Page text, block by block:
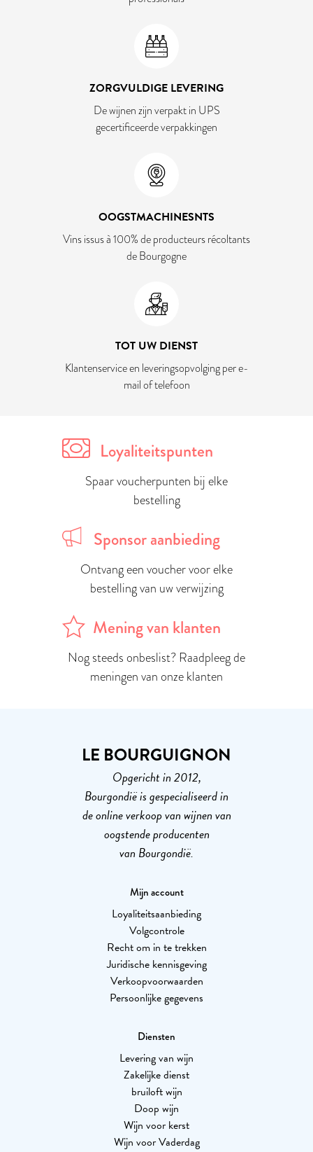
ZORGVULDIGE LEVERING
De wijnen zijn verpakt in UPS
gecertificeerde verpakkingen
OOGSTMACHINESNTS
Vins issus à 100% de producteurs récoltants
de Bourgogne
TOT UW DIENST
Klantenservice en leveringsopvolging per e-
mail of telefoon
Loyaliteitspunten
Spaar voucherpunten bij elke
bestelling
Sponsor aanbieding
Ontvang een voucher voor elke
bestelling van uw verwijzing
Mening van klanten
Nog steeds onbeslist? Raadpleeg de
meningen van onze klanten
LE BOURGUIGNON
Opgericht in 2012,
Bourgondië is gespecialiseerd in
de online verkoop van wijnen van
oogstende producenten
van Bourgondië.
Mijn account
Loyaliteitsaanbieding
Volgcontrole
Recht om in te trekken
Juridische kennisgeving
Verkoopvoorwaarden
Persoonlijke gegevens
Diensten
Levering van wijn
Zakelijke dienst
bruiloft wijn
Doop wijn
Wijn voor kerst
Wijn voor Vaderdag